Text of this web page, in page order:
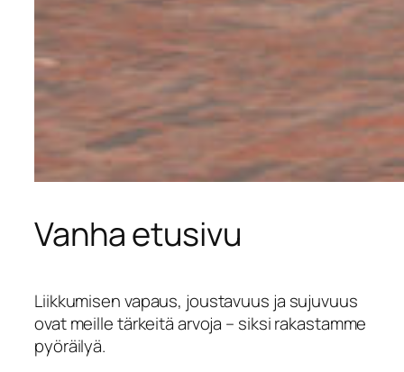
Vanha etusivu
Liikkumisen vapaus, joustavuus ja sujuvuus
ovat meille tärkeitä arvoja – siksi rakastamme
pyöräilyä.